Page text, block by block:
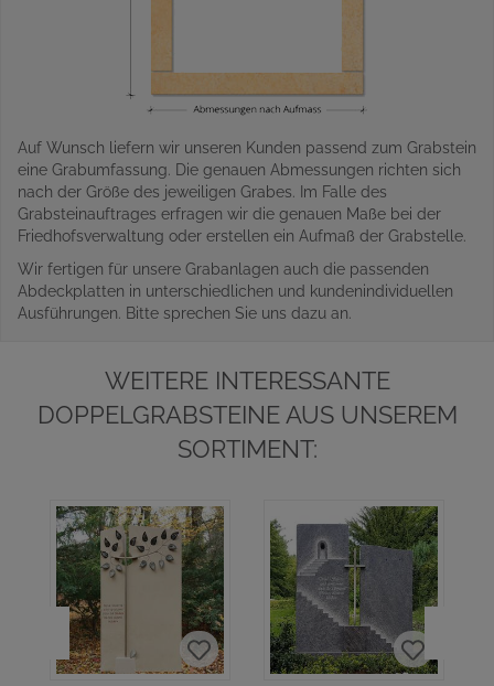
Auf Wunsch liefern wir unseren Kunden passend zum Grabstein
eine Grabumfassung. Die genauen Abmessungen richten sich
nach der Größe des jeweiligen Grabes. Im Falle des
Grabsteinauftrages erfragen wir die genauen Maße bei der
Friedhofsverwaltung oder erstellen ein Aufmaß der Grabstelle.
Wir fertigen für unsere Grabanlagen auch die passenden
Abdeckplatten in unterschiedlichen und kundenindividuellen
Ausführungen. Bitte sprechen Sie uns dazu an.
WEITERE INTERESSANTE
DOPPELGRABSTEINE AUS UNSEREM
SORTIMENT: